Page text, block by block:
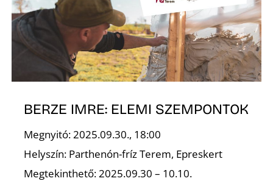
BERZE IMRE: ELEMI SZEMPONTOK
Megnyitó: 2025.09.30., 18:00
Helyszín: Parthenón-fríz Terem, Epreskert
Megtekinthető: 2025.09.30 – 10.10.